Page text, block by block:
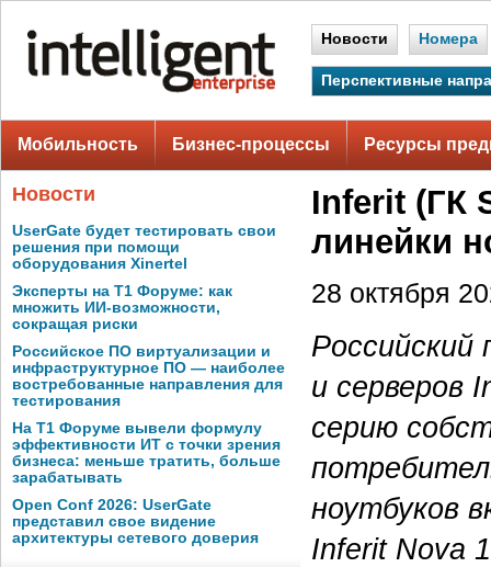
Новости Номера
Перспективные
Мобильность Бизнес-процессы Ресурсы
Новости
UserGate будет тестировать свои
решения при помощи
оборудования Xinertel
Эксперты на Т1 Форуме: как
множить ИИ-возможности,
сокращая риски
Российское ПО виртуализации и
инфраструктурное ПО — наиболее
востребованные направления для
тестирования
На Т1 Форуме вывели формулу
эффективности ИТ с точки зрения
бизнеса: меньше тратить, больше
зарабатывать
Open Conf 2026: UserGate
представил свое видение
архитектуры сетевого доверия
Inferit (ГК
линейки
28 октября
Российский
и серверов
серию
ноутбуков
Inferit Nova